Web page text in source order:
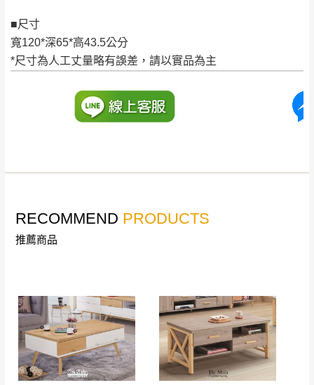
■尺寸
寬120*深65*高43.5公分
*尺寸為人工丈量略有誤差，請以實品為主
配送天數：5~14天
｜周（一）配送部門固定公休無送貨｜
（可於LINE線上詢問 →
加收說明
。
若您選擇三聯式或索取兩聯式發票，發票將於商品
完成出貨15個工作天另行寄出，另外約加上2~7個
工作天內送達，如遇國定假日將順延寄送。
退換貨說明：
若收到不良品，請於到貨日起七日內通知本
是全新狀態且完整包裝，床墊、床包、枕頭
性)，若未依照上述方式處理，恕無法接受退
際商品的顏色、質感稍有不同，如因此而需
退換貨，需自付來回運費及人資成本，請您
訂購前詳加確認。(包含商品尺寸是否合適)。
訂購前請確認商品尺寸，大型物件因為人工
丈量，難免會有些許誤差值(約正負0.5CM)
RECOMMEND PRODUCTS
推薦商品